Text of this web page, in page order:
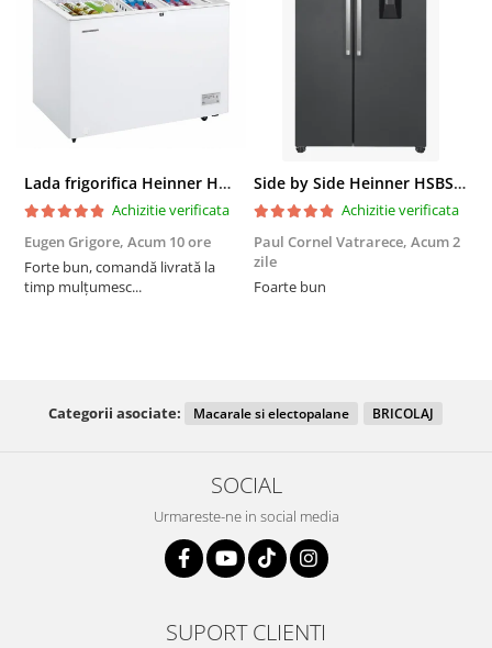
Lada frigorifica Heinner HCF-287CNHE++, 287 l, Clasa E, Compresor inverter, Iluminare LED, Functionalitate frigider, Alb
Achizitie verificata
Eugen Grigore, Acum 10 ore
Forte bun, comandă livrată la
timp mulțumesc...
Side by Side Heinner HSBS-HM439NFINVDGWDE++, Total No Frost, Compresor Inverter, Dozator Apa, Display Touch LED, 439 L, Clasa E, Gri Antracit Texturat
Achizitie verificata
Paul Cornel Vatrarece, Acum 2
zile
Foarte bun
Categorii asociate: Macarale si electopalane BRICOLAJ
SOCIAL
Urmareste-ne in social media
SUPORT CLIENTI